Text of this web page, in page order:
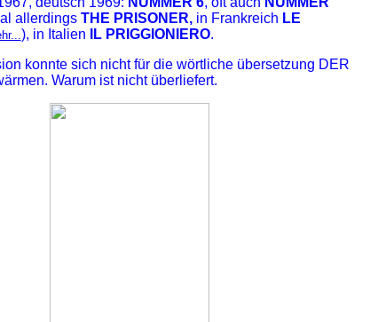
allerdings THE PRISONER, in Frankreich LE
), in Italien IL PRIGGIONIERO.
konnte sich nicht für die wörtliche übersetzung DER
Warum ist nicht überliefert.